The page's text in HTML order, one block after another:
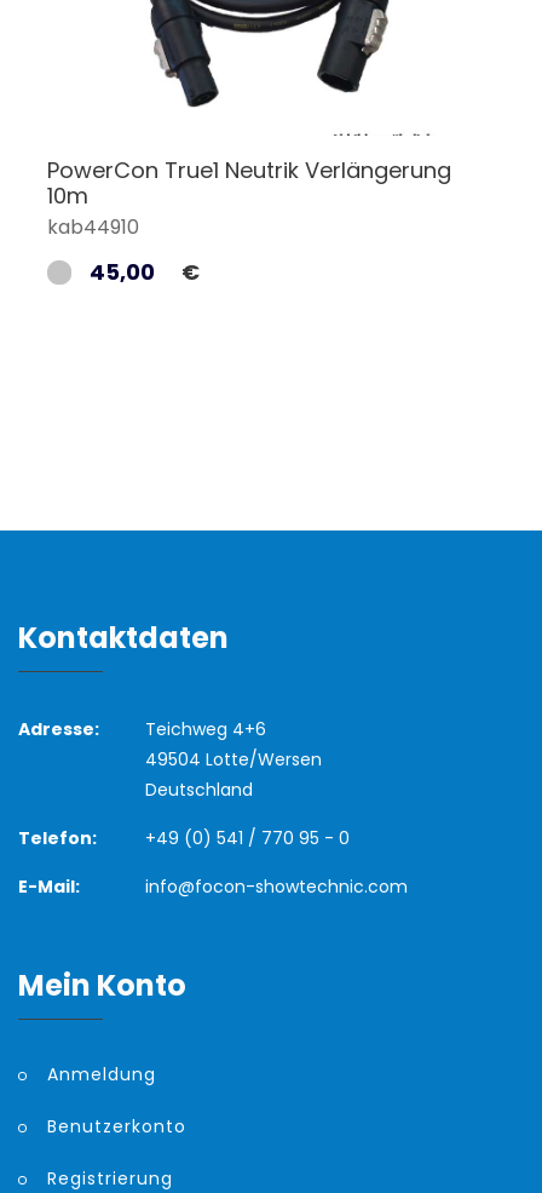
PowerCon True1 Neutrik Verlängerung
10m
kab44910
45,00 €
Kontaktdaten
Adresse:
Teichweg 4+6
49504 Lotte/Wersen
Deutschland
Telefon:
+49 (0) 541 / 770 95 - 0
E-Mail:
info@focon-showtechnic.com
Mein Konto
Anmeldung
Benutzerkonto
Registrierung